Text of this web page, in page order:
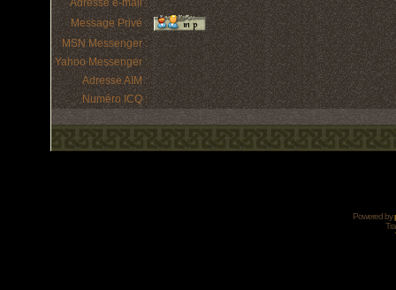
Adresse e-mail :
Message Privé :
MSN Messenger :
Yahoo Messenger :
Adresse AIM :
Numéro ICQ :
Powered by